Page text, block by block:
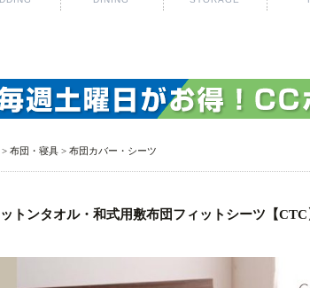
> 布団・寝具 > 布団カバー・シーツ
トンタオル・和式用敷布団フィットシーツ【CTC